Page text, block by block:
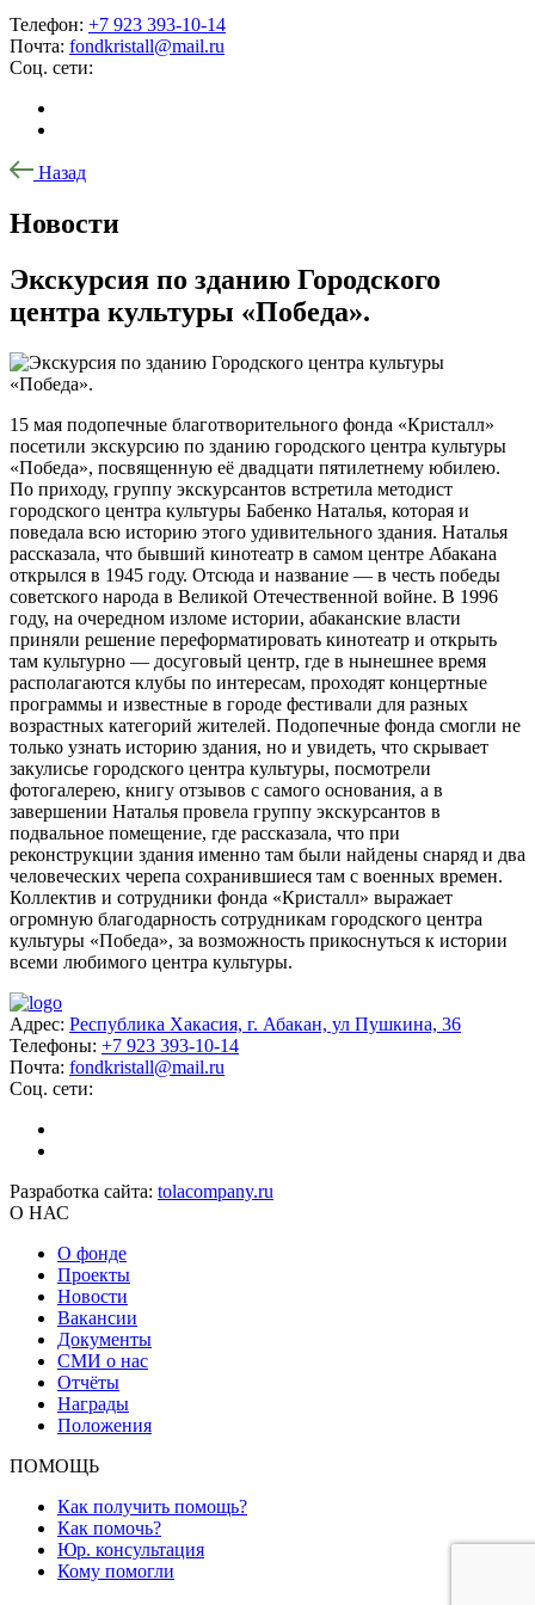
Телефон: +7 923 393-10-14
Почта: fondkristall@mail.ru
Соц. сети:
Назад
Новости
Экскурсия по зданию Городского
центра культуры «Победа».
15 мая подопечные благотворительного фонда «Кристалл»
посетили экскурсию по зданию городского центра культуры
«Победа», посвященную её двадцати пятилетнему юбилею.
По приходу, группу экскурсантов встретила методист
городского центра культуры Бабенко Наталья, которая и
поведала всю историю этого удивительного здания. Наталья
рассказала, что бывший кинотеатр в самом центре Абакана
открылся в 1945 году. Отсюда и название — в честь победы
советского народа в Великой Отечественной войне. В 1996
году, на очередном изломе истории, абаканские власти
приняли решение переформатировать кинотеатр и открыть
там культурно — досуговый центр, где в нынешнее время
располагаются клубы по интересам, проходят концертные
программы и известные в городе фестивали для разных
возрастных категорий жителей. Подопечные фонда смогли не
только узнать историю здания, но и увидеть, что скрывает
закулисье городского центра культуры, посмотрели
фотогалерею, книгу отзывов с самого основания, а в
завершении Наталья провела группу экскурсантов в
подвальное помещение, где рассказала, что при
реконструкции здания именно там были найдены снаряд и два
человеческих черепа сохранившиеся там с военных времен.
Коллектив и сотрудники фонда «Кристалл» выражает
огромную благодарность сотрудникам городского центра
культуры «Победа», за возможность прикоснуться к истории
всеми любимого центра культуры.
Адрес: Республика Хакасия, г. Абакан, ул Пушкина, 36
Телефоны: +7 923 393-10-14
Почта: fondkristall@mail.ru
Соц. сети:
Разработка сайта: tolacompany.ru
О НАС
О фонде
Проекты
Новости
Вакансии
Документы
СМИ о нас
Отчёты
Награды
Положения
ПОМОЩЬ
Как получить помощь?
Как помочь?
Юр. консультация
Кому помогли